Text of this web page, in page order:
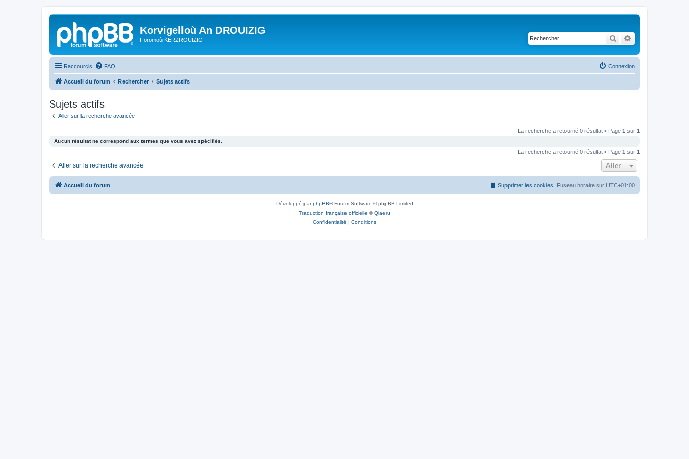
Korvigelloù An DROUIZIG
Foromoù KERZROUIZIG Rechercher
Raccourcis FAQ Connexion
Accueil du forum Rechercher Sujets actifs
Sujets actifs
Aller sur la recherche avancée
La recherche a retourné 0 résultat • Page 1 sur 1
Aucun résultat ne correspond aux termes que vous avez spécifiés.
La recherche a retourné 0 résultat • Page 1 sur 1
Aller sur la recherche avancée Aller
Accueil du forum Fuseau horaire sur UTC+01:00
Supprimer les cookies
Développé parphpBB® Forum Software © phpBB Limited
Traduction française officielle ©Qiaeru
Confidentialité | Conditions